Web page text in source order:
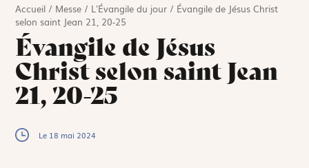
Accueil / Messe / L'Évangile du jour / Évangile de Jésus Christ
selon saint Jean 21, 20-25
Évangile de Jésus
Christ selon saint Jean
21, 20-25
Le 18 mai 2024